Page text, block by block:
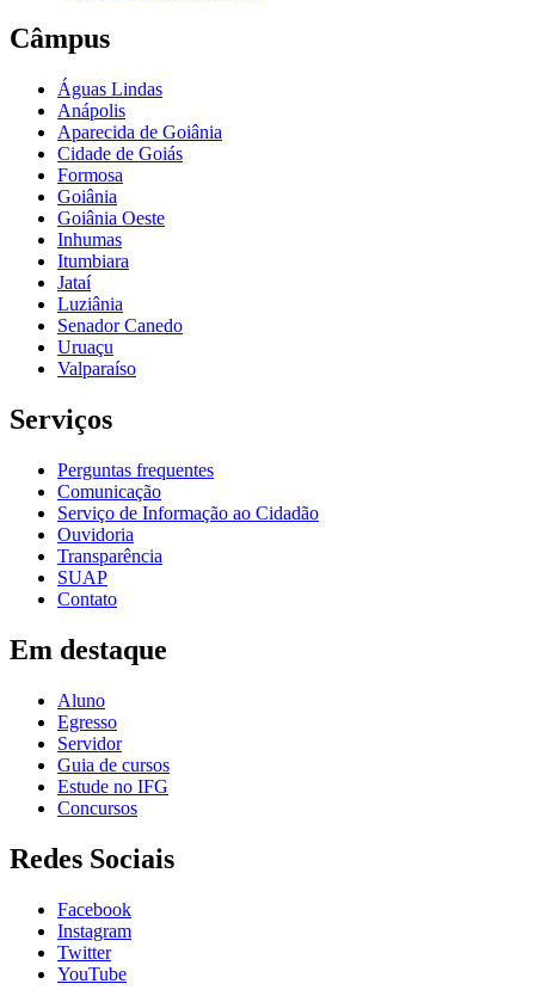
Câmpus
Águas Lindas
Anápolis
Aparecida de Goiânia
Cidade de Goiás
Formosa
Goiânia
Goiânia Oeste
Inhumas
Itumbiara
Jataí
Luziânia
Senador Canedo
Uruaçu
Valparaíso
Serviços
Perguntas frequentes
Comunicação
Serviço de Informação ao Cidadão
Ouvidoria
Transparência
SUAP
Contato
Em destaque
Aluno
Egresso
Servidor
Guia de cursos
Estude no IFG
Concursos
Redes Sociais
Facebook
Instagram
Twitter
YouTube